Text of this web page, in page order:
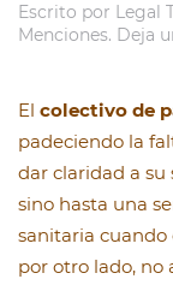
Escrito por Legal
Menciones. Deja
El colectivo de
padeciendo la
dar claridad a
sino hasta una
sanitaria
por otro lado, no